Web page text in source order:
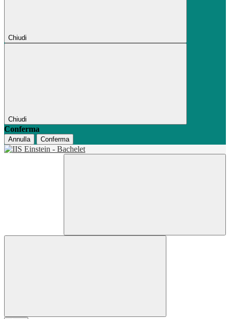
Chiudi
Chiudi
Conferma
Annulla Conferma